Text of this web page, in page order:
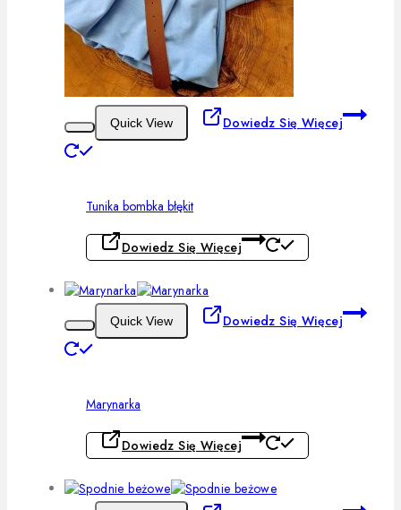
Quick View Dowiedz Się Więcej
Tunika bombka błękit
Dowiedz Się Więcej
Quick View Dowiedz Się Więcej
Marynarka
Dowiedz Się Więcej